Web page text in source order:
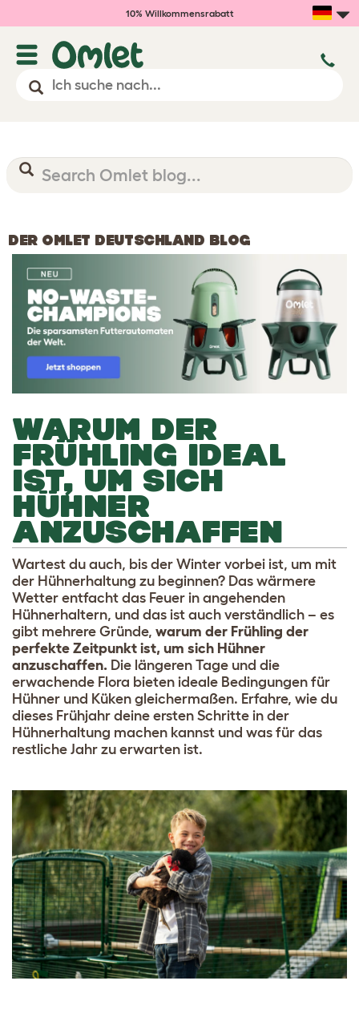
10% Willkommensrabatt
DER OMLET DEUTSCHLAND BLOG
WARUM DER
FRÜHLING IDEAL
IST, UM SICH
HÜHNER
ANZUSCHAFFEN
Wartest du auch, bis der Winter vorbei ist, um mit
der Hühnerhaltung zu beginnen? Das wärmere
Wetter entfacht das Feuer in angehenden
Hühnerhaltern, und das ist auch verständlich – es
gibt mehrere Gründe, warum der Frühling der
perfekte Zeitpunkt ist, um sich Hühner
anzuschaffen. Die längeren Tage und die
erwachende Flora bieten ideale Bedingungen für
Hühner und Küken gleichermaßen. Erfahre, wie du
dieses Frühjahr deine ersten Schritte in der
Hühnerhaltung machen kannst und was für das
restliche Jahr zu erwarten ist.